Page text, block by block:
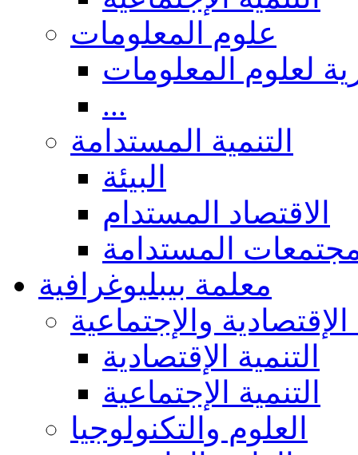
علوم المعلومات
لعلوم المعلومات
...
التنمية المستدامة
البيئة
الاقتصاد المستدام
المستدامة
معلمة بيبليوغرافية
الإقتصادية والإجتماعية
التنمية الإقتصادية
التنمية الإجتماعية
العلوم والتكنولوجيا